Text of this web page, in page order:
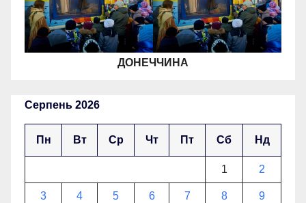
ДОНЕЧЧИНА
Серпень 2026
Пн Вт Ср Чт Пт Сб Нд
1 2
3 4 5 6 7 8 9